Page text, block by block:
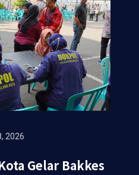
2026
Gelar Bakkes